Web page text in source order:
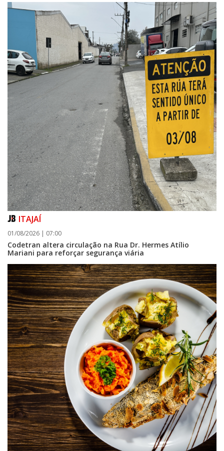
06/08/2026 | 07:00
Porto Belo abre inscrições para entidades da sociedade civil participarem
da composição do Conselho Municipal da Habitação
ITAJAÍ
01/08/2026 | 07:00
Codetran altera circulação na Rua Dr. Hermes Atílio
Mariani para reforçar segurança viária